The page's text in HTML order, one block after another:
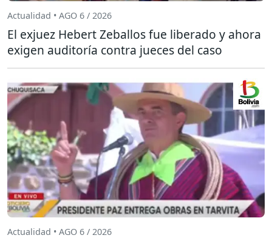
Actualidad • AGO 6 / 2026
El exjuez Hebert Zeballos fue liberado y ahora
exigen auditoría contra jueces del caso
Actualidad • AGO 6 / 2026